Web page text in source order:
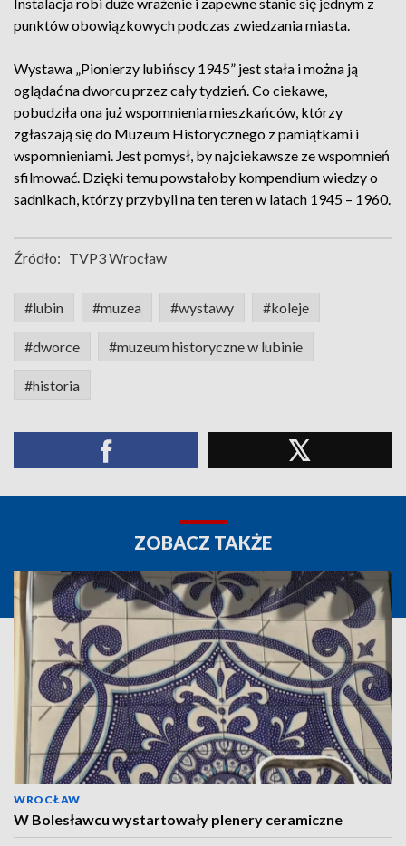
punktów obowiązkowych podczas zwiedzania miasta.
Wystawa „Pionierzy lubińscy 1945” jest stała i można ją
oglądać na dworcu przez cały tydzień. Co ciekawe,
pobudziła ona już wspomnienia mieszkańców, którzy
zgłaszają się do Muzeum Historycznego z pamiątkami i
wspomnieniami. Jest pomysł, by najciekawsze ze wspomnień
sfilmować. Dzięki temu powstałoby kompendium wiedzy o
sadnikach, którzy przybyli na ten teren w latach 1945 – 1960.
Źródło: TVP3 Wrocław
#lubin #muzea #wystawy #koleje
#dworce #muzeum historyczne w lubinie
#historia
ZOBACZ TAKŻE
WROCŁAW
W Bolesławcu wystartowały plenery ceramiczne